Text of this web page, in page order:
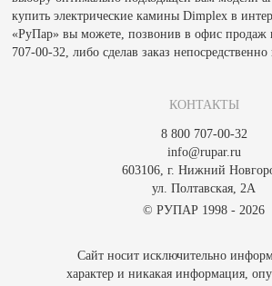
купить электрические камины Dimplex в
«РуПар» вы можете, позвонив в офис продаж
707-00-32, либо сделав заказ непосредственно
КОНТАКТЫ
8 800 707-00-32
info@rupar.ru
603106, г. Нижний
ул. Полтавская, 2А
© РУПАР 1998 - 2026
Сайт носит исключительно
характер и никакая информация,